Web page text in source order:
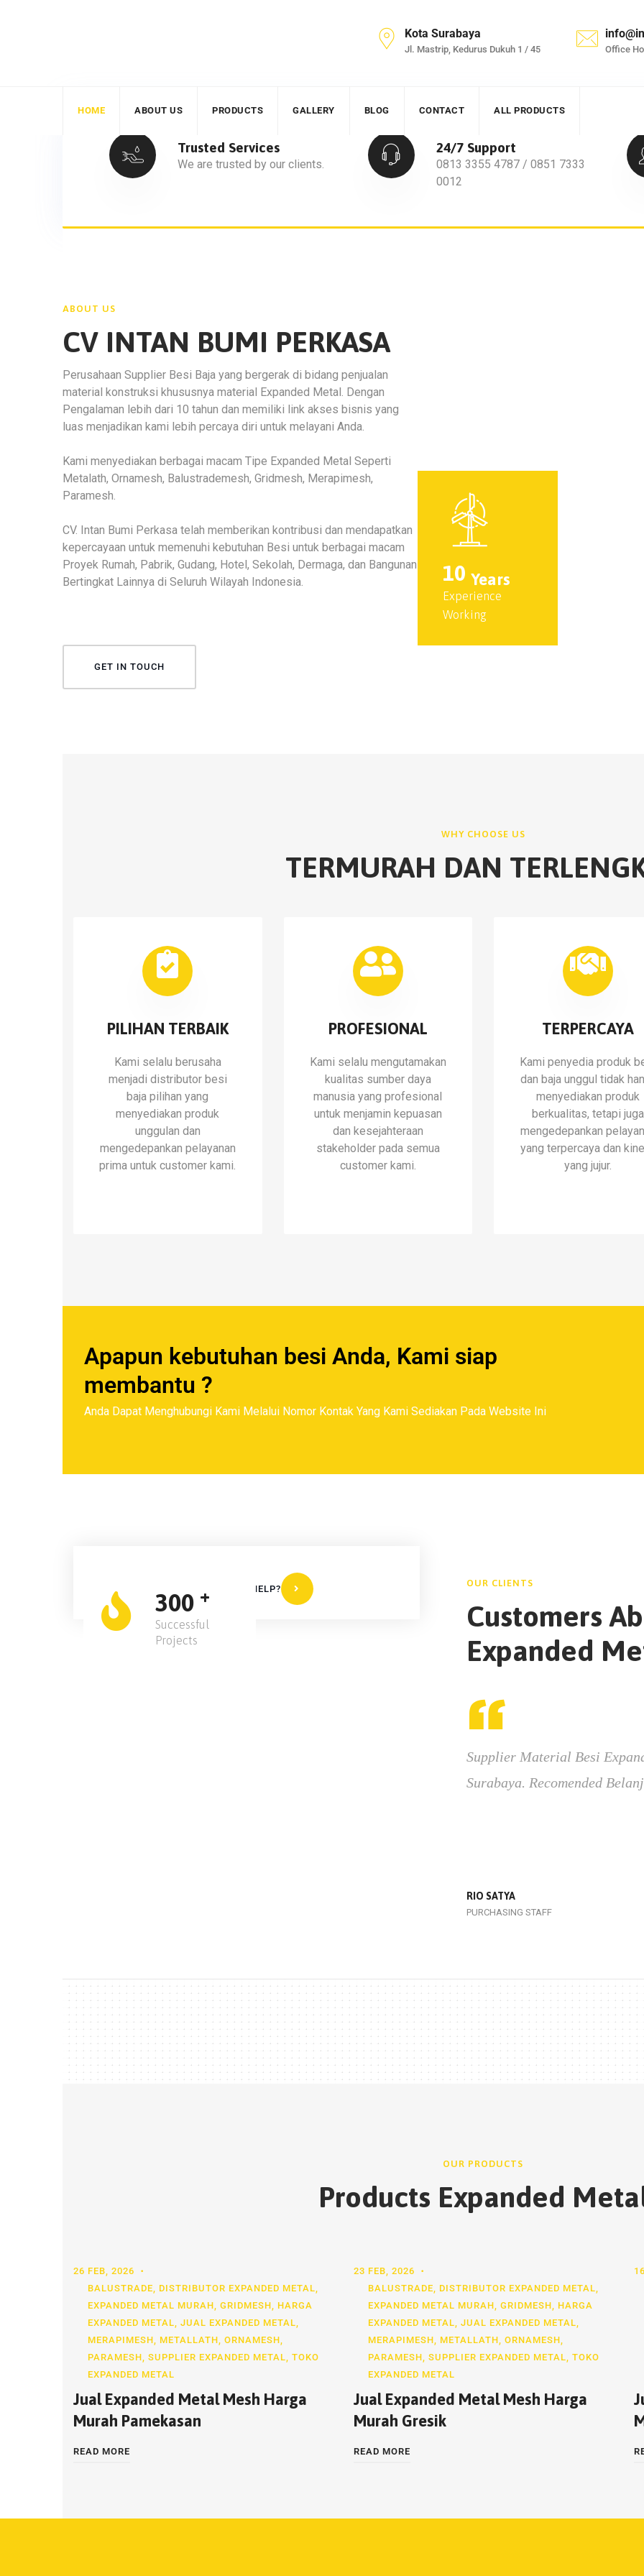
Kota Surabaya
Jl. Mastrip, Kedurus Dukuh 1 / 45 Office
HOME ABOUT US PRODUCTS GALLERY BLOG CONTACT ALL PRODUCTS
Trusted Services
We are trusted by our clients.
24/7 Support
0813 3355 4787 / 0851 7333
0012
ABOUT US
CV INTAN BUMI PERKASA
Perusahaan Supplier Besi Baja yang bergerak di bidang penjualan
material konstruksi khususnya material Expanded Metal. Dengan
Pengalaman lebih dari 10 tahun dan memiliki link akses bisnis yang
luas menjadikan kami lebih percaya diri untuk melayani Anda.
Kami menyediakan berbagai macam Tipe Expanded Metal Seperti
Metalath, Ornamesh, Balustrademesh, Gridmesh, Merapimesh,
Paramesh.
CV. Intan Bumi Perkasa telah memberikan kontribusi dan mendapatkan
kepercayaan untuk memenuhi kebutuhan Besi untuk berbagai macam
Proyek Rumah, Pabrik, Gudang, Hotel, Sekolah, Dermaga, dan Bangunan
Bertingkat Lainnya di Seluruh Wilayah Indonesia.
GET IN TOUCH
10 Years
Experience
Working
WHY CHOOSE US
TERMURAH DAN
PILIHAN TERBAIK
Kami selalu berusaha
menjadi distributor besi
baja pilihan yang
menyediakan produk
unggulan dan
mengedepankan pelayanan
prima untuk customer kami.
PROFESIONAL
Kami selalu mengutamakan
kualitas sumber daya
manusia yang profesional
untuk menjamin kepuasan
dan kesejahteraan
stakeholder pada semua
customer kami.
TERPERCAYA
Kami penyedia produk
dan baja unggul tidak
menyediakan produk
berkualitas, tetapi juga
mengedepankan
yang terpercaya dan
yang jujur.
Apapun kebutuhan besi Anda, Kami siap
membantu ?
Anda Dapat Menghubungi Kami Melalui Nomor Kontak Yang Kami Sediakan Pada Website Ini
DO YOU NEED OUR HELP?
300 +
Successful
Projects
OUR CLIENTS
Customers
Expanded
Supplier Material Besi
Surabaya. Recomended
RIO SATYA
PURCHASING STAFF
OUR PRODUCTS
Products Expanded
26 FEB, 2026
BALUSTRADE, DISTRIBUTOR EXPANDED METAL,
EXPANDED METAL MURAH, GRIDMESH, HARGA
EXPANDED METAL, JUAL EXPANDED METAL,
MERAPIMESH, METALLATH, ORNAMESH,
PARAMESH, SUPPLIER EXPANDED METAL, TOKO
EXPANDED METAL
Jual Expanded Metal Mesh Harga
Murah Pamekasan
READ MORE
23 FEB, 2026
BALUSTRADE, DISTRIBUTOR EXPANDED METAL,
EXPANDED METAL MURAH, GRIDMESH, HARGA
EXPANDED METAL, JUAL EXPANDED METAL,
MERAPIMESH, METALLATH, ORNAMESH,
PARAMESH, SUPPLIER EXPANDED METAL, TOKO
EXPANDED METAL
Jual Expanded Metal Mesh Harga
Murah Gresik
READ MORE